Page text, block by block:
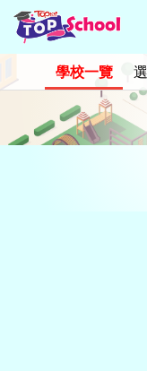
學校一覽